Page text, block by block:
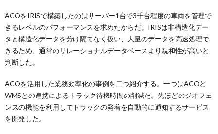
ACOをIRISで構築したのはサーバー1台で3千台程度の車両を管理で
きるレベルのパフォーマンスを求めたからだ。IRISは非構造化デー
タと構造化データを分け隔てなく扱い、大量のデータを高速処理で
きるため、通常のリレーショナルデータベースより親和性が高いと
判断した。
ACOを活用した業務効率化の事例を二つ紹介する。一つはACOと
WMSとの連携によるトラック待機時間の削減だ。先ほどのジオフェ
ンスの機能を利用してトラックの発着を自動的に通知するサービス
を開発した。